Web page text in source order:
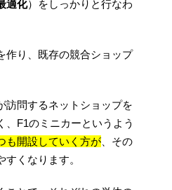
適化）をしっかりと行なわ
作り、既存の競合ショップ
訪問するネットショップを
F1のミニカーというよう
も開設していく方が 、その
くなります。